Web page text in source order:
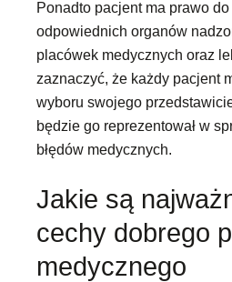
Ponadto pacjent ma prawo
odpowiednich organów
placówek medycznych oraz
zaznaczyć, że każdy pacjent
wyboru swojego
będzie go reprezentował w
błędów medycznych.
Jakie są
cechy dobrego
medycznego